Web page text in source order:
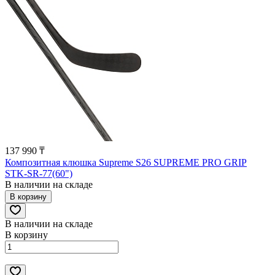
137 990 ₸
Композитная клюшка Supreme S26 SUPREME PRO GRIP
STK-SR-77(60")
В наличии на складе
В корзину
В наличии на складе
В корзину